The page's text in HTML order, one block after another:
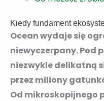
Kiedy fundament
Ocean wydaje się
niewyczerpany. Pod
niezwykle delikatną
przez miliony
Od mikroskopijnego